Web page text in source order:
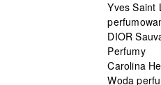
Yves Saint
DIOR
Perfumy
Carolina
Woda